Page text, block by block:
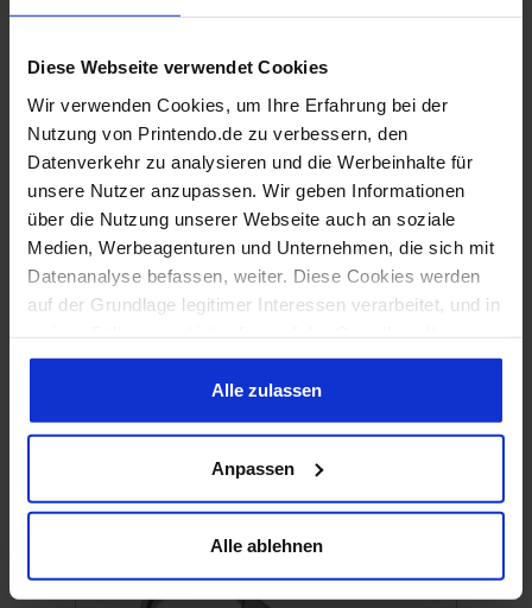
Diese Webseite verwendet Cookies
Wir verwenden Cookies, um Ihre Erfahrung bei der
Nutzung von Printendo.de zu verbessern, den
Datenverkehr zu analysieren und die Werbeinhalte für
unsere Nutzer anzupassen. Wir geben Informationen
über die Nutzung unserer Webseite auch an soziale
Medien, Werbeagenturen und Unternehmen, die sich mit
Datenanalyse befassen, weiter. Diese Cookies werden
auf der Grundlage legitimer Interessen verarbeitet, und in
Zustimmung. Einige Cookies werden von unseren
externen Partnern zur Verfügung gestellt und verarbeitet,
eine Liste davon finden Sie unten. Wenn Sie auf "Alle
oben genannten Arten von Cookies zu. Wenn Sie auf
"Alle ablehnen" klicken, werden wir nur Cookies
Alle zulassen
Anpassen
Alle ablehnen
USB 32 GB 2.0
ab 26,70 €
ab 26,07 €